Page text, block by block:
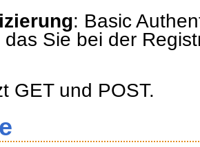
: Basic
das Sie bei der
GET und POST.